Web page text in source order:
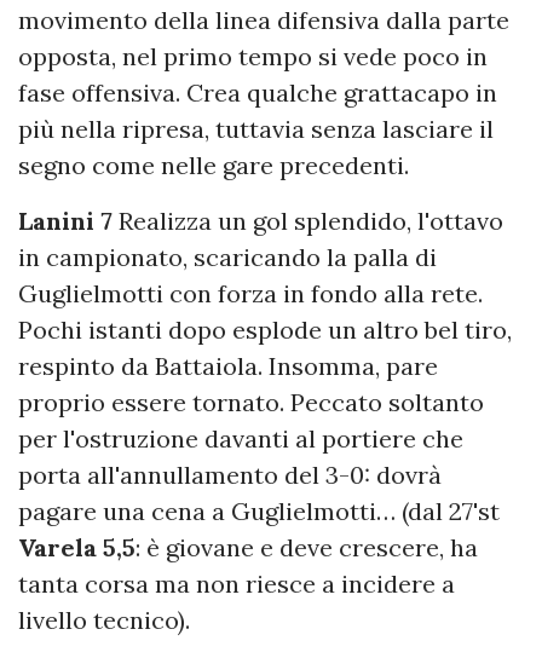
movimento della linea difensiva dalla parte
opposta, nel primo tempo si vede poco in
fase offensiva. Crea qualche grattacapo in
più nella ripresa, tuttavia senza lasciare il
segno come nelle gare precedenti.
Lanini 7 Realizza un gol splendido, l'ottavo
in campionato, scaricando la palla di
Guglielmotti con forza in fondo alla rete.
Pochi istanti dopo esplode un altro bel tiro,
respinto da Battaiola. Insomma, pare
proprio essere tornato. Peccato soltanto
per l'ostruzione davanti al portiere che
porta all'annullamento del 3-0: dovrà
pagare una cena a Guglielmotti… (dal 27'st
Varela 5,5: è giovane e deve crescere, ha
tanta corsa ma non riesce a incidere a
livello tecnico).